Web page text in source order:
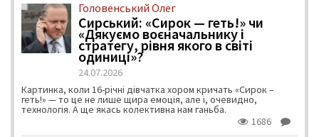
Головенський Олег
Сирський: «Сирок — геть!» чи
«Дякуємо воєначальнику і
стратегу, рівня якого в світі
одиниці»?
24.07.2026
Картинка, коли 16-річні дівчатка хором кричать «Сирок –
геть!» — то це не лише щира емоція, але і, очевидно,
технологія. А ще якась колективна нам ганьба.
1686